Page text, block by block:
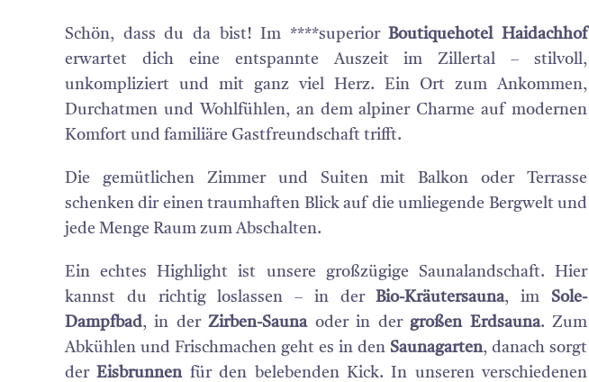
Schön, dass du da bist! Im ****superiorBoutiquehotel Haidachhof
erwartet dich eine entspannte Auszeit im Zillertal – stilvoll,
unkompliziert und mit ganz viel Herz. Ein Ort zum Ankommen,
Durchatmen und Wohlfühlen, an dem alpiner Charme auf modernen
Komfort und familiäre Gastfreundschaft trifft.
Die gemütlichen Zimmer und Suiten mit Balkon oder Terrasse
schenken dir einen traumhaften Blick auf die umliegende Bergwelt und
jede Menge Raum zum Abschalten.
Ein echtes Highlight ist unsere großzügige Saunalandschaft. Hier
kannst du richtig loslassen – in derBio-Kräutersauna, im Sole-
Dampfbad, in derZirben-Saunaoder in der großen Erdsauna. Zum
Abkühlen und Frischmachen geht es in den Saunagarten, danach sorgt
derEisbrunnenfür den belebenden Kick. In unseren verschiedenen